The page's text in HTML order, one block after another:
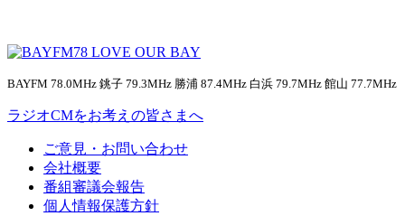
BAYFM 78.0MHz 銚子 79.3MHz 勝浦 87.4MHz 白浜 79.7MHz 館山 77.7MHz
ラジオCMをお考えの皆さまへ
ご意見・お問い合わせ
会社概要
番組審議会報告
個人情報保護方針